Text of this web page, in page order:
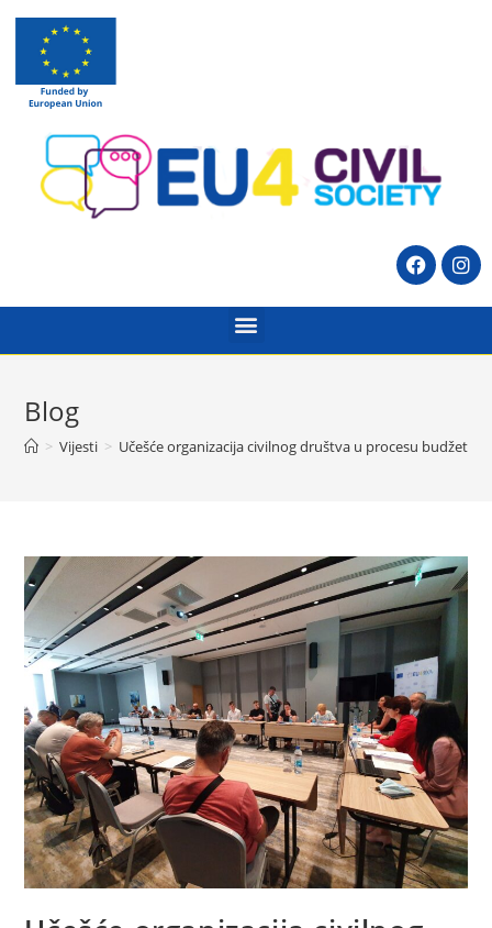
Blog
> Vijesti > Učešće organizacija civilnog društva u procesu